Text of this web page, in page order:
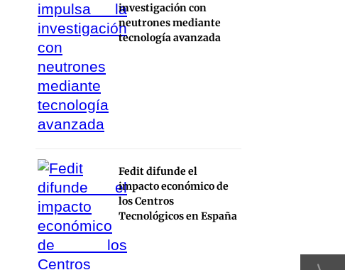
investigación con
neutrones mediante
tecnología avanzada
Fedit difunde el
impacto económico de
los Centros
Tecnológicos en España